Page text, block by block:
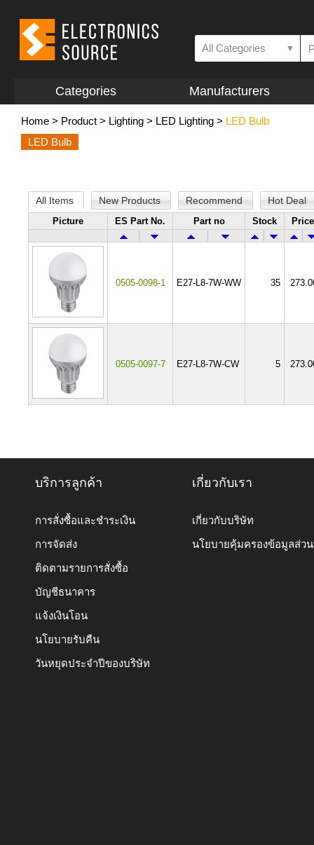
All Categories ▼
Categories Manufacturers
Home > Product > Lighting > LED Lighting > LED Bulb
LED Bulb
All Items New Products Recommend Hot Deal
Picture ES Part No. Part no Stock Price
0505-0098-1 E27-L8-7W-WW 35
0505-0097-7 E27-L8-7W-CW 5
บริการลูกค้า
การสั่งซื้อและชำระเงิน
การจัดส่ง
ติดตามรายการสั่งซื้อ
บัญชีธนาคาร
แจ้งเงินโอน
นโยบายรับคืน
วันหยุดประจำปีของบริษัท
เกี่ยวกับเรา
เกี่ยวกับบริษัท
นโยบายคุ้มครองข้อมูลส่ว